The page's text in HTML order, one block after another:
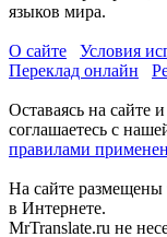
языков мира.
О сайте Условия
Переклад онлайн
Оставаясь на сайте
соглашаетесь с
правилами
На сайте размещены
в Интернете.
MrTranslate.ru не